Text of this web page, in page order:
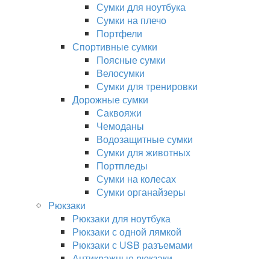
Сумки для ноутбука
Сумки на плечо
Портфели
Спортивные сумки
Поясные сумки
Велосумки
Сумки для тренировки
Дорожные сумки
Саквояжи
Чемоданы
Водозащитные сумки
Сумки для животных
Портпледы
Сумки на колесах
Сумки органайзеры
Рюкзаки
Рюкзаки для ноутбука
Рюкзаки с одной лямкой
Рюкзаки с USB разъемами